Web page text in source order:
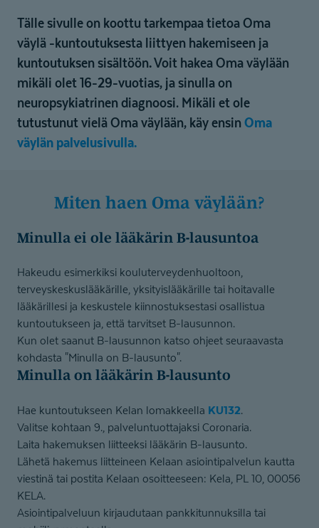
Tälle sivulle on koottu tarkempaa tietoa Oma
väylä -kuntoutuksesta liittyen hakemiseen ja
kuntoutuksen sisältöön.Voit hakea Oma väylään
mikäli olet 16-29-vuotias, ja sinulla on
neuropsykiatrinen diagnoosi. Mikäli et ole
tutustunut vielä Oma väylään, käy ensinOma
väylän palvelusivulla.
Miten haen Oma väylään?
Minulla ei ole lääkärin B-lausuntoa
Hakeudu esimerkiksi kouluterveydenhuoltoon,
terveyskeskuslääkärille, yksityislääkärille tai hoitavalle
lääkärillesi ja keskustele kiinnostuksestasi osallistua
kuntoutukseen ja, että tarvitset B-lausunnon.
Kun olet saanut B-lausunnon katso ohjeet seuraavasta
kohdasta "Minulla on B-lausunto".
Minulla on lääkärin B-lausunto
Hae kuntoutukseen Kelan lomakkeella KU132.
Valitse kohtaan 9., palveluntuottajaksi Coronaria.
Laita hakemuksen liitteeksi lääkärin B-lausunto.
Lähetä hakemus liitteineen Kelaan asiointipalvelun kautta
viestinä tai postita Kelaan osoitteeseen: Kela, PL 10, 00056
KELA.
Asiointipalveluun kirjaudutaan pankkitunnuksilla tai